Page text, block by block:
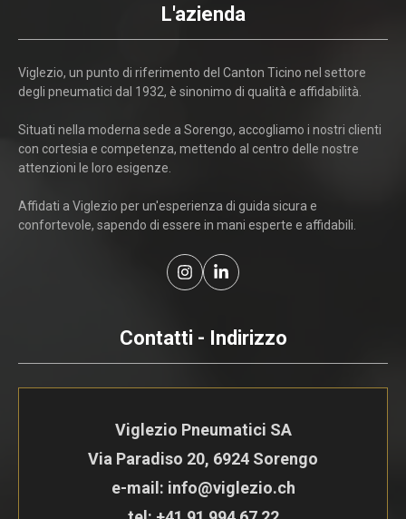
L'azienda
Viglezio, un punto di riferimento del Canton Ticino nel settore
degli pneumatici dal 1932, è sinonimo di qualità e affidabilità.
Situati nella moderna sede a Sorengo, accogliamo i nostri clienti
con cortesia e competenza, mettendo al centro delle nostre
attenzioni le loro esigenze.
Affidati a Viglezio per un'esperienza di guida sicura e
confortevole, sapendo di essere in mani esperte e affidabili.
Contatti - Indirizzo
Viglezio Pneumatici SA
Via Paradiso 20, 6924 Sorengo
e-mail: info@viglezio.ch